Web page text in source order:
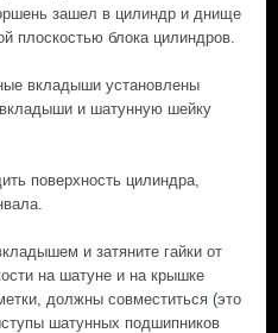
зашел в цилиндр и днище
плоскостью блока цилиндров.
вкладыши установлены
и шатунную шейку
поверхность цилиндра,
и затяните гайки от
на шатуне и на крышке
должны совместиться (это
шатунных подшипников